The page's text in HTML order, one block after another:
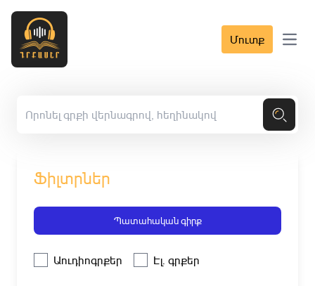
Մուտք Open
Ֆիլտրներ
Պատահական գիրք
Աուդիոգրքեր Էլ. գրքեր